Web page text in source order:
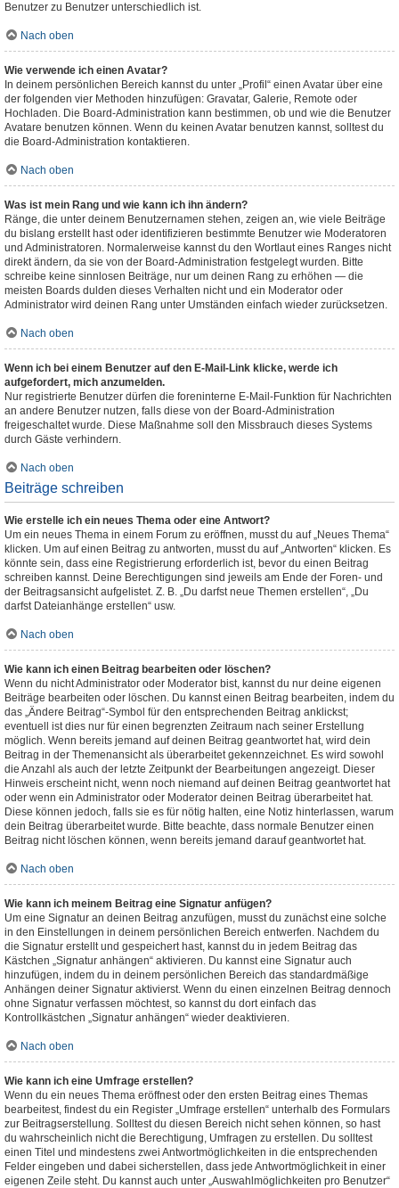
Benutzer zu Benutzer unterschiedlich ist.
Nach oben
Wie verwende ich einen Avatar?
In deinem persönlichen Bereich kannst du unter „Profil“ einen Avatar über eine
der folgenden vier Methoden hinzufügen: Gravatar, Galerie, Remote oder
Hochladen. Die Board-Administration kann bestimmen, ob und wie die Benutzer
Avatare benutzen können. Wenn du keinen Avatar benutzen kannst, solltest du
die Board-Administration kontaktieren.
Nach oben
Was ist mein Rang und wie kann ich ihn ändern?
Ränge, die unter deinem Benutzernamen stehen, zeigen an, wie viele Beiträge
du bislang erstellt hast oder identifizieren bestimmte Benutzer wie Moderatoren
und Administratoren. Normalerweise kannst du den Wortlaut eines Ranges nicht
direkt ändern, da sie von der Board-Administration festgelegt wurden. Bitte
schreibe keine sinnlosen Beiträge, nur um deinen Rang zu erhöhen — die
meisten Boards dulden dieses Verhalten nicht und ein Moderator oder
Administrator wird deinen Rang unter Umständen einfach wieder zurücksetzen.
Nach oben
Wenn ich bei einem Benutzer auf den E-Mail-Link klicke, werde ich
aufgefordert, mich anzumelden.
Nur registrierte Benutzer dürfen die foreninterne E-Mail-Funktion für Nachrichten
an andere Benutzer nutzen, falls diese von der Board-Administration
freigeschaltet wurde. Diese Maßnahme soll den Missbrauch dieses Systems
durch Gäste verhindern.
Nach oben
Beiträge schreiben
Wie erstelle ich ein neues Thema oder eine Antwort?
Um ein neues Thema in einem Forum zu eröffnen, musst du auf „Neues Thema“
klicken. Um auf einen Beitrag zu antworten, musst du auf „Antworten“ klicken. Es
könnte sein, dass eine Registrierung erforderlich ist, bevor du einen Beitrag
schreiben kannst. Deine Berechtigungen sind jeweils am Ende der Foren- und
der Beitragsansicht aufgelistet. Z. B. „Du darfst neue Themen erstellen“, „Du
darfst Dateianhänge erstellen“ usw.
Nach oben
Wie kann ich einen Beitrag bearbeiten oder löschen?
Wenn du nicht Administrator oder Moderator bist, kannst du nur deine eigenen
Beiträge bearbeiten oder löschen. Du kannst einen Beitrag bearbeiten, indem du
das „Ändere Beitrag“-Symbol für den entsprechenden Beitrag anklickst;
eventuell ist dies nur für einen begrenzten Zeitraum nach seiner Erstellung
möglich. Wenn bereits jemand auf deinen Beitrag geantwortet hat, wird dein
Beitrag in der Themenansicht als überarbeitet gekennzeichnet. Es wird sowohl
die Anzahl als auch der letzte Zeitpunkt der Bearbeitungen angezeigt. Dieser
Hinweis erscheint nicht, wenn noch niemand auf deinen Beitrag geantwortet hat
oder wenn ein Administrator oder Moderator deinen Beitrag überarbeitet hat.
Diese können jedoch, falls sie es für nötig halten, eine Notiz hinterlassen, warum
dein Beitrag überarbeitet wurde. Bitte beachte, dass normale Benutzer einen
Beitrag nicht löschen können, wenn bereits jemand darauf geantwortet hat.
Nach oben
Wie kann ich meinem Beitrag eine Signatur anfügen?
Um eine Signatur an deinen Beitrag anzufügen, musst du zunächst eine solche
in den Einstellungen in deinem persönlichen Bereich entwerfen. Nachdem du
die Signatur erstellt und gespeichert hast, kannst du in jedem Beitrag das
Kästchen „Signatur anhängen“ aktivieren. Du kannst eine Signatur auch
hinzufügen, indem du in deinem persönlichen Bereich das standardmäßige
Anhängen deiner Signatur aktivierst. Wenn du einen einzelnen Beitrag dennoch
ohne Signatur verfassen möchtest, so kannst du dort einfach das
Kontrollkästchen „Signatur anhängen“ wieder deaktivieren.
Nach oben
Wie kann ich eine Umfrage erstellen?
Wenn du ein neues Thema eröffnest oder den ersten Beitrag eines Themas
bearbeitest, findest du ein Register „Umfrage erstellen“ unterhalb des Formulars
zur Beitragserstellung. Solltest du diesen Bereich nicht sehen können, so hast
du wahrscheinlich nicht die Berechtigung, Umfragen zu erstellen. Du solltest
einen Titel und mindestens zwei Antwortmöglichkeiten in die entsprechenden
Felder eingeben und dabei sicherstellen, dass jede Antwortmöglichkeit in einer
eigenen Zeile steht. Du kannst auch unter „Auswahlmöglichkeiten pro Benutzer“